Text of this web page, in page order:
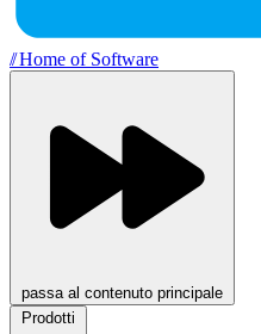
//Home of Software
passa al contenuto principale
Prodotti